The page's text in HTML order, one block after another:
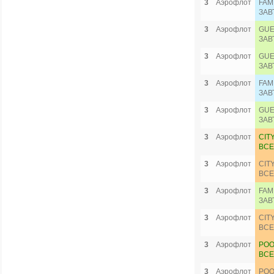
3 Аэрофлот
3
Аэрофлот
3
Аэрофлот
3
Аэрофлот
3
Аэрофлот
3
Аэрофлот
3
Аэрофлот
3
Аэрофлот
3
Аэрофлот
3
Аэрофлот
3
Аэрофлот